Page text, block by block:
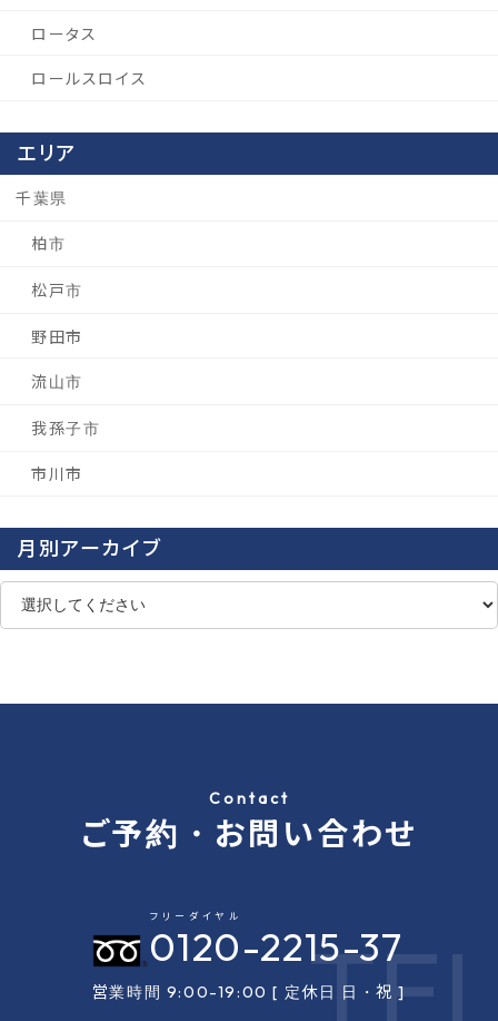
ロータス
ロールスロイス
エリア
千葉県
柏市
松戸市
野田市
流山市
我孫子市
市川市
月別アーカイブ
Contact
ご予約・お問い合わせ
0120
フリーダイヤル
-2215-37
営業時間 9:00-19:00 [ 定休日 日・祝 ]